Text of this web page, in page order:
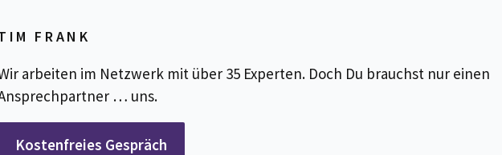
FRANK
arbeiten im Netzwerk mit über 35 Experten. Doch Du brauchst nur einen
… uns.
Kostenfreies Gespräch